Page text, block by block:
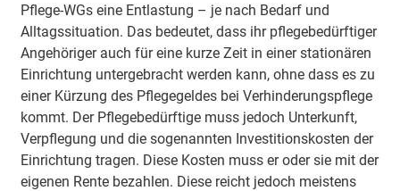
Pflege-WGs eine Entlastung – je nach Bedarf und
Alltagssituation. Das be­deu­tet, dass ihr pfle­ge­be­dürf­tiger
An­ge­hö­ri­ger auch für ei­ne kur­ze Zeit in ei­ner sta­tio­nä­ren
Ein­rich­tung un­ter­ge­bracht wer­den kann, ohne dass es zu
ei­ner Kür­zung des Pfle­ge­gel­des bei Ver­hin­de­rungs­pfle­ge
kommt. Der Pfle­ge­be­dürf­tige muss je­doch Un­ter­kunft,
Ver­pfle­gung und die so­ge­nann­ten In­ves­ti­tions­kos­ten der
Ein­rich­tung tra­gen. Die­se Kos­ten muss er oder sie mit der
ei­ge­nen Ren­te be­zah­len. Die­se reicht je­doch meis­tens